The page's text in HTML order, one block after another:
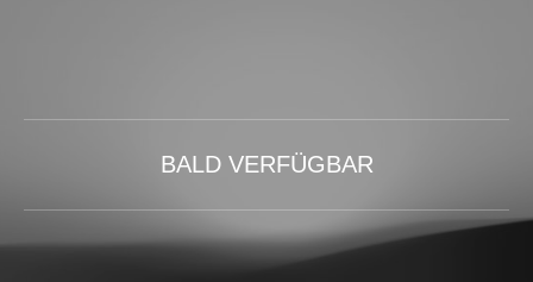
BALD VERFÜGBAR